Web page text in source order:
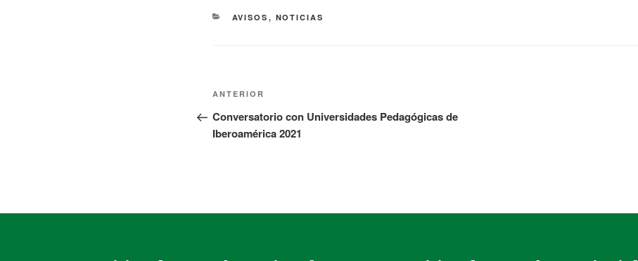
AVISOS , NOTICIAS
ANTERIOR
Conversatorio con Universidades Pedagógicas de
Iberoamérica 2021